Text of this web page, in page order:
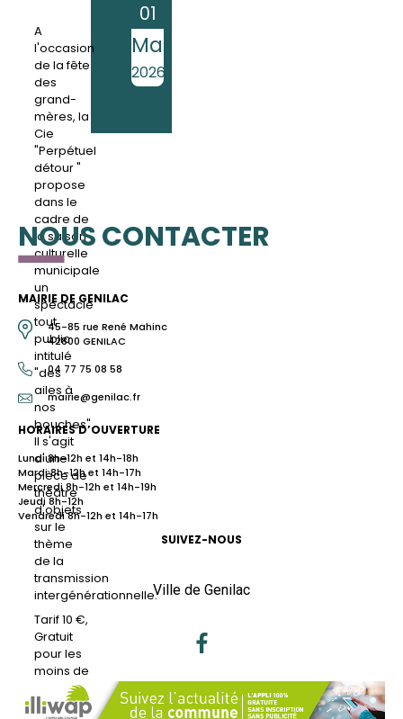
01
Mar
2026
A
l'occasion
de la fête
des
grand-
mères, la
Cie
"Perpétuel
détour "
propose
dans le
cadre de
la saison
culturelle
municipale
un
spectacle
tout
public
intitulé
"des
ailes à
nos
bouches".
Il s'agit
d'une
pièce de
théâtre
d'objets
sur le
thème
de la
transmission
intergénérationnelle.
Tarif 10 €,
Gratuit
pour les
moins de
12 ans
NOUS CONTACTER
MAIRIE DE GENILAC
45-85 rue René Mahinc
42800 GENILAC
04 77 75 08 58
mairie@genilac.fr
HORAIRES D’OUVERTURE
Lundi 8h-12h et 14h-18h
Mardi 8h-12h et 14h-17h
Mercredi 8h-12h et 14h-19h
Jeudi 8h-12h
Vendredi 8h-12h et 14h-17h
SUIVEZ-NOUS
Ville de Genilac